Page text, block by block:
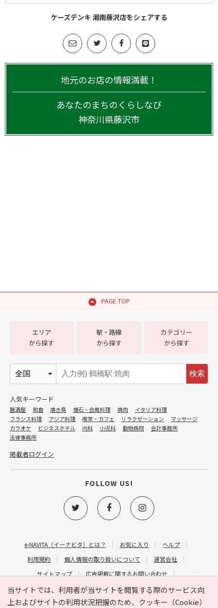
ケーズデンキ 湘南藤沢店をシェアする
地元のお店の情報満載！
あなたのまちのくらしなび
神奈川県藤沢市
PAGE TOP
当サイトでは、利用者が当サイトを閲覧する際のサービス向
上およびサイトの利用状況把握のため、クッキー（Cookie）
e-NAVITA（イーナビタ）とは？ お気に入り
ヘルプ
利用規約
個人情報の取り扱いについて
運営会社
サイトマップ
広告掲載に関するお問い合わせ
サイトの内容に関するお問い合わせ
エリア
から探す
駅・路線
から探す
カテゴリー
から探す
検索
人気キーワード
居酒屋 和食 焼き鳥 懐石・会席料理 焼肉
イタリア料理
フランス料理
アジア料理 喫茶・カフェ リラクゼーション
マッサージ
カラオケ
ビジネスホテル 内科 小児科 動物病院
会計事務所
法律事務所
掲載者ログイン
FOLLOW US!